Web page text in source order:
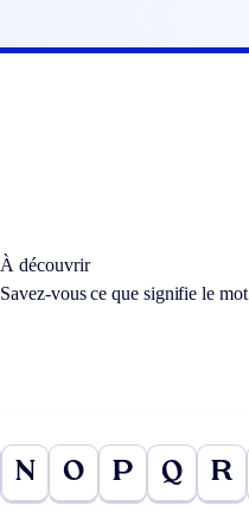
À découvrir
Savez-vous ce que signifie le mot
N O P Q R